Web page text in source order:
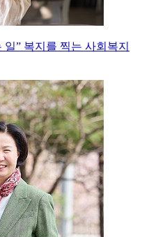
” 복지를 찍는 사회복지